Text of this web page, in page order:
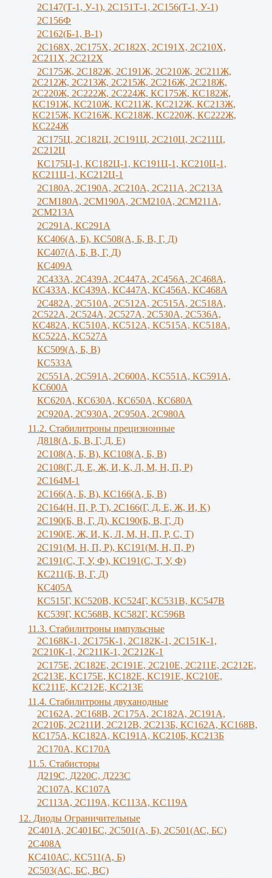
2С147(Т-1, У-1), 2С151Т-1, 2С156(Т-1, У-1)
2С156Ф
2С162(Б-1, В-1)
2С168Х, 2С175Х, 2С182Х, 2С191Х, 2С210Х,
2С211Х, 2С212Х
2С175Ж, 2С182Ж, 2С191Ж, 2С210Ж, 2C211Ж,
2С212Ж, 2С213Ж, 2С215Ж, 2С216Ж, 2С218Ж,
2С220Ж, 2С222Ж, 2С224Ж, КС175Ж, КС182Ж,
КС191Ж, КС210Ж, КС211Ж, КС212Ж, КС213Ж,
КС215Ж, КС216Ж, КС218Ж, КС220Ж, КС222Ж,
КС224Ж
2С175Ц, 2С182Ц, 2С191Ц, 2С210Ц, 2С211Ц,
2С212Ц
КС175Ц-1, КС182Ц-1, КС191Ц-1, КС210Ц-1,
КС211Ц-1, KС212Ц-1
2С180А, 2С190А, 2С210А, 2C211A, 2C213A
2СМ180А, 2СМ190А, 2CM210A, 2СМ211А,
2СМ213А
2С291А, КС291А
КС406(А, Б), КС508(А, Б, В, Г, Д)
КС407(А, Б, В, Г, Д)
КС409А
2С433А, 2С439А, 2С447А, 2С456А, 2С468А,
КС433А, КС439А, КС447А, КС456А, КС468А
2С482А, 2С510А, 2С512А, 2С515А, 2С518А,
2С522А, 2С524А, 2С527А, 2С530А, 2С536А,
КС482А, КС510А, КС512А, КС515А, КС518А,
КС522А, КС527А
КС509(А, Б, В)
КС533А
2С551А, 2С591А, 2С600А, KC551A, KC591A,
KC600A
КС620А, КС630А, КС650А, КС680А
2С920А, 2С930А, 2С950А, 2С980А
11.2. Стабилитроны прецизионные
Д818(А, Б, В, Г, Д, Е)
2С108(А, Б, В), КС108(А, Б, В)
2С108(Г, Д, Е, Ж, И, К, Л, М, Н, П, Р)
2С164М-1
2С166(А, Б, В), КС166(А, Б, В)
2С164(Н, П, Р, Т), 2С166(Г, Д, Е, Ж, И, K)
2С190(Б, В, Г, Д), КС190(Б, В, Г, Д)
2С190(Е, Ж, И, K, Л, М, Н, П, Р, С, Т)
2С191(М, Н, П, Р), КС191(М, Н, П, Р)
2С191(С, Т, У, Ф), КС191(С, Т, У, Ф)
КС211(Б, В, Г, Д)
КС405А
КС515Г, КС520В, КС524Г, КС531В, КС547В
КС539Г, КС568В, КС582Г, КС596В
11.3. Стабилитроны импульсные
2С168К-1, 2С175К-1, 2С182К-1, 2С151К-1,
2С210К-1, 2С211К-1, 2С212К-1
2С175Е, 2С182Е, 2С191Е, 2С210Е, 2С211Е, 2С212Е,
2С213Е, КС175Е, КС182Е, КС191Е, КС210Е,
КС211Е, КС212Е, КС213Е
11.4. Стабилитроны двуханодные
2С162А, 2С168В, 2С175А, 2С182А, 2С191А,
2С210Б, 2С211И, 2С212В, 2С213Б, КС162А, КС168В,
КС175А, КС182А, КС191А, КС210Б, КС213Б
2С170А, КС170А
11.5. Стабисторы
Д219С, Д220С, Д223С
2C107A, КС107А
2С113А, 2С119А, KC113A, KC119A
12. Диоды Ограничительные
2С401А, 2С401БС, 2С501(А, Б), 2С501(АС, БС)
2С408А
КС410АС, КС511(А, Б)
2С503(АС, БС, ВС)